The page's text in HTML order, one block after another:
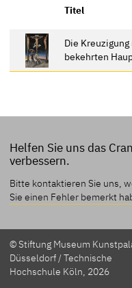
Titel
Die
bekehrten
Helfen Sie uns das
verbessern.
Bitte kontaktieren Sie uns,
Sie einen Fehler bemerkt
© Stiftung Museum
Düsseldorf / Technische
Hochschule Köln, 2026